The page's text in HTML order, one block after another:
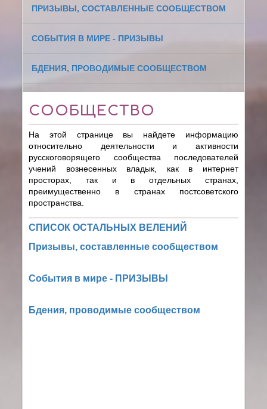
ПРИЗЫВЫ, СОСТАВЛЕННЫЕ СООБЩЕСТВОМ
СОБЫТИЯ В МИРЕ - ПРИЗЫВЫ
БДЕНИЯ, ПРОВОДИМЫЕ СООБЩЕСТВОМ
СООБЩЕСТВО
На этой странице вы найдете информацию
относительно деятельности и активности
русскоговорящего сообщества последователей
учений вознесенных владык, как в интернет
просторах, так и в отдельных странах,
преимущественно в странах постсоветского
пространства.
СПИСОК ОСТАЛЬНЫХ ВЕЛЕНИЙ
Призывы, составленные сообществом
События в мире - ПРИЗЫВЫ
Бдения, проводимые сообществом